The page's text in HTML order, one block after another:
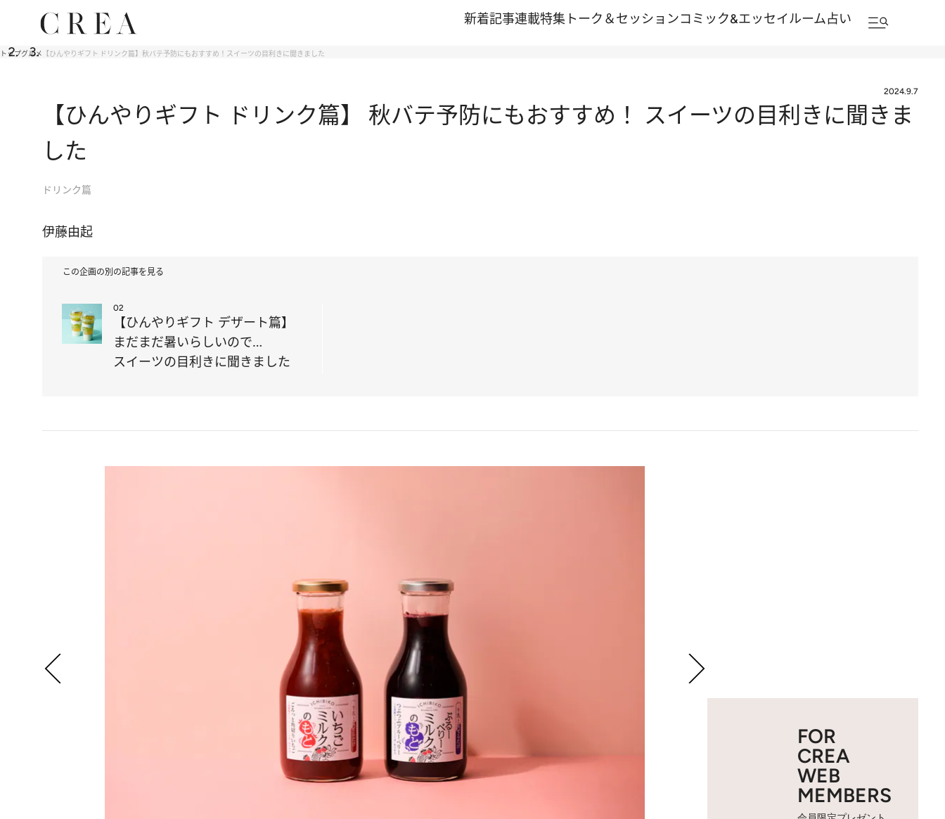
新着記事連載特集 トーク＆セッションコミック&エッセイルーム占い
トップグルメ 【ひんやりギフト ドリンク篇】秋バテ予防にもおすすめ！スイーツの目利きに聞きました
2024.9.7
【ひんやりギフト ドリンク篇】 秋バテ予防にもおすすめ！ スイーツの目利きに聞きま
した
ドリンク篇
伊藤由起
この企画の別の記事を見る
02
【ひんやりギフト デザート篇】
まだまだ暑いらしいので…
スイーツの目利きに聞きました
FOR
CREA
WEB
MEMBERS